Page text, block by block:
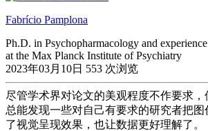
Fabrício Pamplona
Ph.D. in Psychopharmacology and experience
at the Max Planck Institute of Psychiatry
2023年03月10日 553 次浏览
尽管学术界对论文的美观程度不作要求，
总能发现一些对自己有要求的研究者把
了视觉呈现效果，也让数据更好理解了。